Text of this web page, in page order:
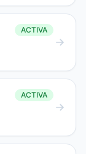
ACTIVA
ACTIVA